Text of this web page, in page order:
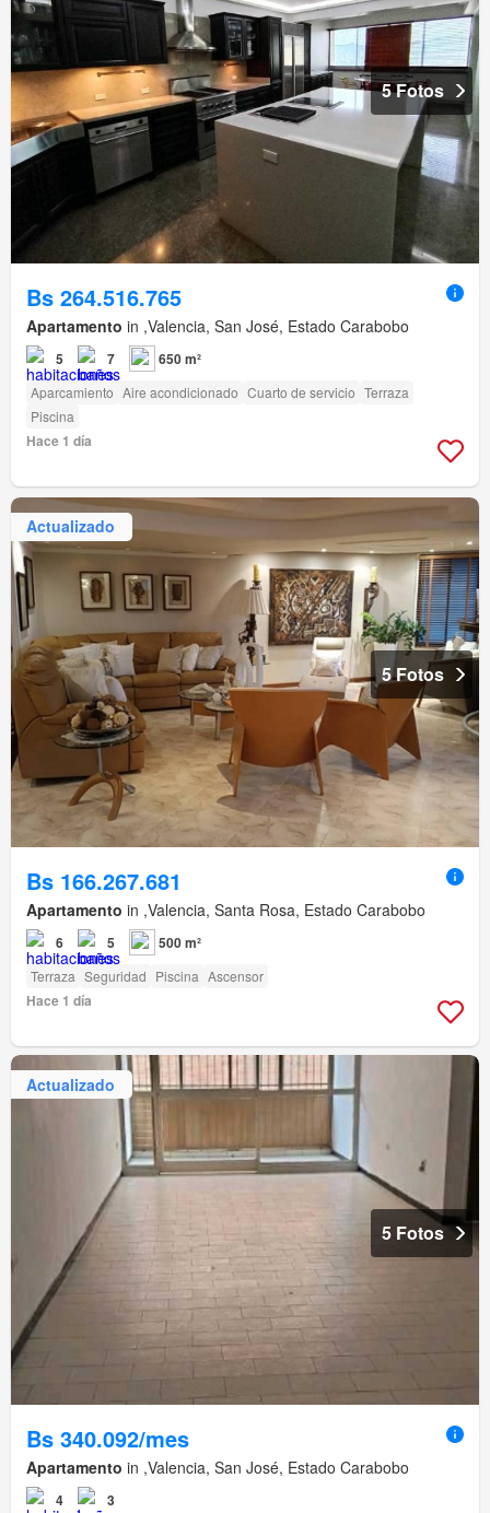
5 Fotos
Bs 264.516.765
Apartamento in ,Valencia, San José, Estado Carabobo
5 7 650 m²
Aparcamiento Aire acondicionado Cuarto de servicio Terraza
Piscina
Hace 1 día
Actualizado
5 Fotos
Bs 166.267.681
Apartamento in ,Valencia, Santa Rosa, Estado Carabobo
6 5 500 m²
Terraza Seguridad Piscina Ascensor
Hace 1 día
Actualizado
5 Fotos
Bs 340.092/mes
Apartamento in ,Valencia, San José, Estado Carabobo
4 3